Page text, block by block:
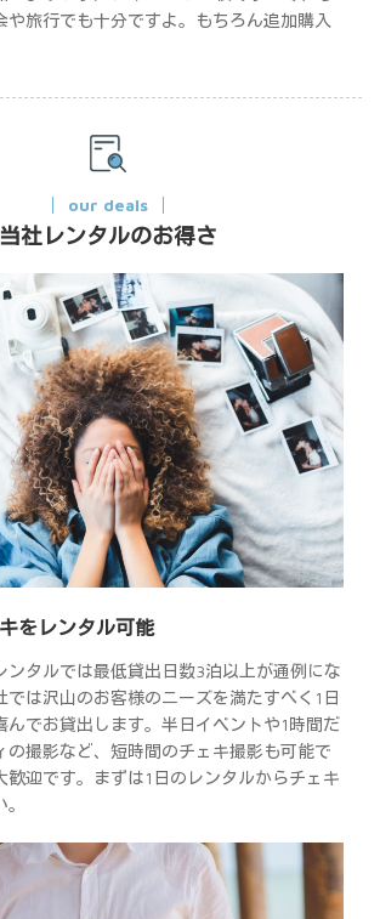
や旅行でも十分ですよ。もちろん追加購入
our deals
当社レンタルのお得さ
をレンタル可能
ンタルでは最低貸出日数3泊以上が通例にな
では沢山のお客様のニーズを満たすべく1日
んでお貸出します。半日イベントや1時間だ
の撮影など、短時間のチェキ撮影も可能で
歓迎です。まずは1日のレンタルからチェキ